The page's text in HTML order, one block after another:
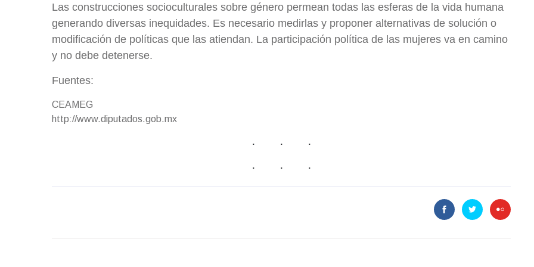
Las construcciones socioculturales sobre género permean todas las esferas de la vida humana
generando diversas inequidades. Es necesario medirlas y proponer alternativas de solución o
modificación de políticas que las atiendan. La participación política de las mujeres va en camino
y no debe detenerse.
Fuentes:
CEAMEG
http://www.diputados.gob.mx